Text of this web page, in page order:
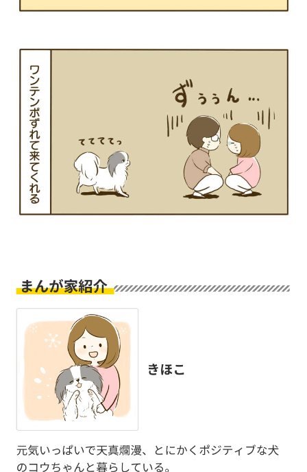
pecodogs
いぬ部をフォロー
ねこ部をフォロー
PECOアプリをダウンロード済みの方